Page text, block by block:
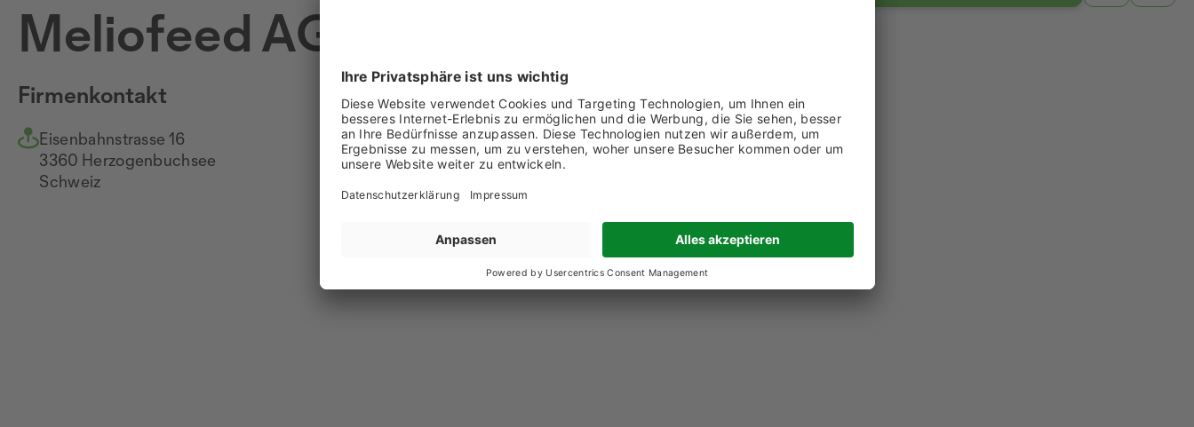
Meliofeed AG
Firmenkontakt
Eisenbahnstrasse 16
3360 Herzogenbuchsee
Schweiz
+41 58 434 15 15
Nachricht senden